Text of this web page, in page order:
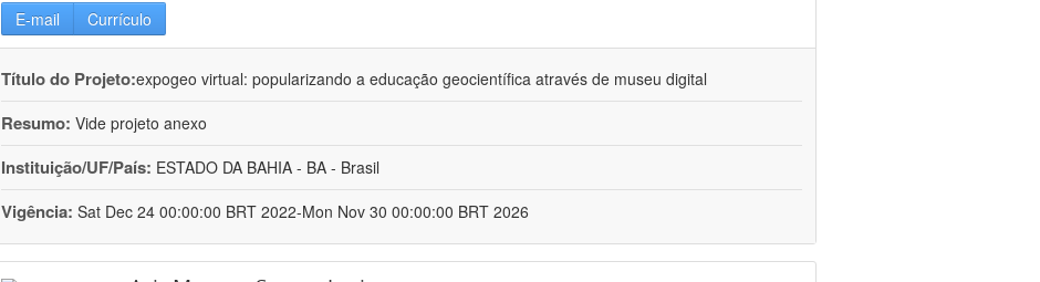
E-mail Currículo
Título do Projeto:expogeo virtual: popularizando a educação geocientífica através de museu digital
Resumo: Vide projeto anexo
Instituição/UF/País: ESTADO DA BAHIA - BA - Brasil
Vigência: Sat Dec 24 00:00:00 BRT 2022-Mon Nov 30 00:00:00 BRT 2026